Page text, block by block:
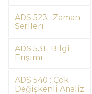
ADS 523 : Zaman
Serileri
ADS 531 : Bilgi
Erişimi
ADS 540 : Çok
Değişkenli Analiz